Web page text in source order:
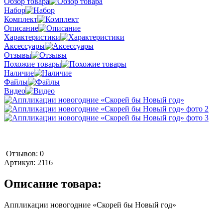
Набор
Комплект
Описание
Характеристики
Аксессуары
Отзывы
Похожие товары
Наличие
Файлы
Видео
Отзывов: 0
Артикул: 2116
Описание товара:
Аппликации новогодние «Скорей бы Новый год»